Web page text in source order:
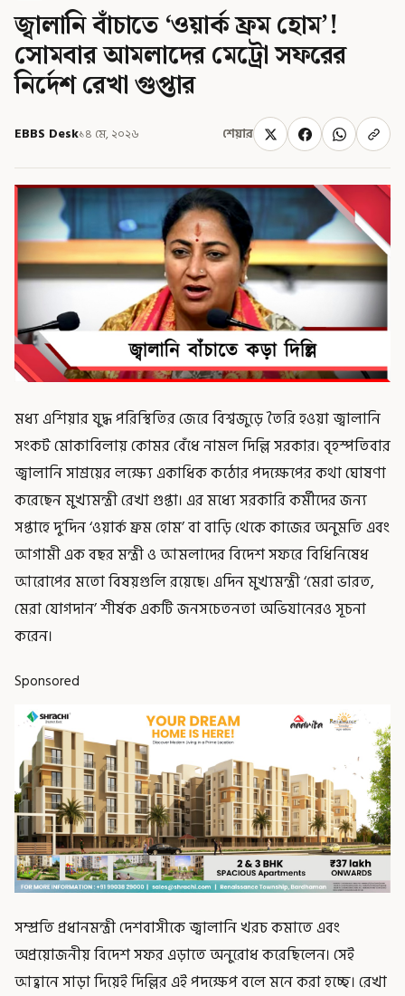
জ্বালানি বাঁচাতে ‘ওয়ার্ক ফ্রম হোম’!
সোমবার আমলাদের মেট্রো সফরের
নির্দেশ রেখা গুপ্তার
EBBS Desk১৪ মে, ২০২৬ শেয়ার
মধ্য এশিয়ার যুদ্ধ পরিস্থিতির জেরে বিশ্বজুড়ে তৈরি হওয়া জ্বালানি
সংকট মোকাবিলায় কোমর বেঁধে নামল দিল্লি সরকার। বৃহস্পতিবার
জ্বালানি সাশ্রয়ের লক্ষ্যে একাধিক কঠোর পদক্ষেপের কথা ঘোষণা
করেছেন মুখ্যমন্ত্রী রেখা গুপ্তা। এর মধ্যে সরকারি কর্মীদের জন্য
সপ্তাহে দু’দিন ‘ওয়ার্ক ফ্রম হোম’ বা বাড়ি থেকে কাজের অনুমতি এবং
আগামী এক বছর মন্ত্রী ও আমলাদের বিদেশ সফরে বিধিনিষেধ
আরোপের মতো বিষয়গুলি রয়েছে। এদিন মুখ্যমন্ত্রী ‘মেরা ভারত,
মেরা যোগদান’ শীর্ষক একটি জনসচেতনতা অভিযানেরও সূচনা
করেন।
Sponsored
সম্প্রতি প্রধানমন্ত্রী দেশবাসীকে জ্বালানি খরচ কমাতে এবং
অপ্রয়োজনীয় বিদেশ সফর এড়াতে অনুরোধ করেছিলেন। সেই
আহ্বানে সাড়া দিয়েই দিল্লির এই পদক্ষেপ বলে মনে করা হচ্ছে। রেখা